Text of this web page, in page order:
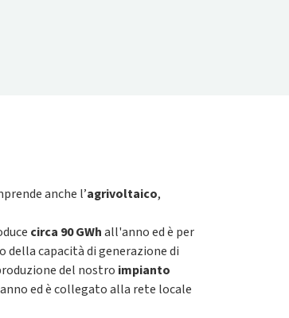
anche l’agrivoltaico,
circa 90GWhall'anno ed è per
della capacità di generazione di
del nostro impianto
ed è collegato alla rete locale